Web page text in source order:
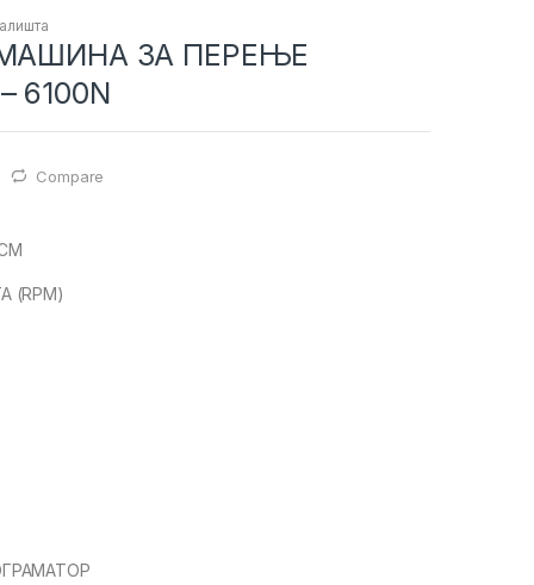
МАШИНА ЗА ПЕРЕЊЕ
6100N
Compare
(RPM)